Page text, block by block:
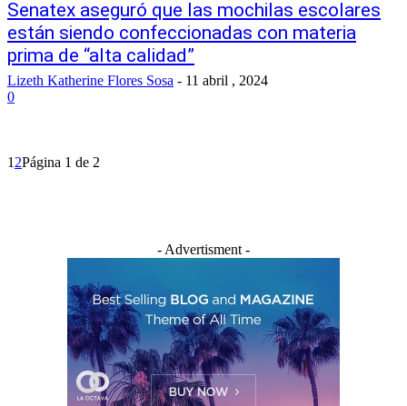
Senatex aseguró que las mochilas escolares
están siendo confeccionadas con materia
prima de “alta calidad”
Lizeth Katherine Flores Sosa - 11 abril , 2024
0
1 2Página 1 de 2
- Advertisment -